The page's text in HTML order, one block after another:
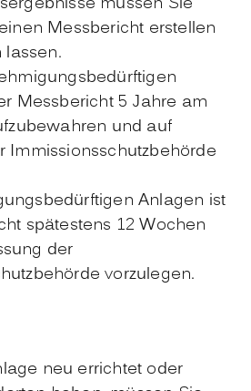
Messbericht erstellen
lassen.
Messbericht 5 Jahre am
und auf
Immissionsschutzbehörde
Anlagen ist
spätestens 12 Wochen
der
vorzulegen.
neu errichtet oder